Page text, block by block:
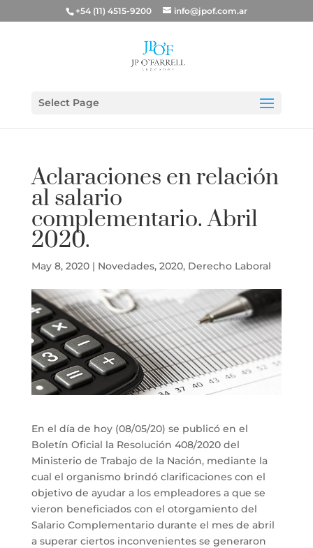
+54 (11) 4515-9200 info@jpof.com.ar
Select Page
Aclaraciones en relación
al salario
complementario. Abril
2020.
May 8, 2020| Novedades, 2020, Derecho Laboral
En el día de hoy (08/05/20) se publicó en el
Boletín Oficial la Resolución 408/2020 del
Ministerio de Trabajo de la Nación, mediante la
cual el organismo brindó clarificaciones con el
objetivo de ayudar a los empleadores a que se
vieron beneficiados con el otorgamiento del
Salario Complementario durante el mes de abril
a superar ciertos inconvenientes se generaron